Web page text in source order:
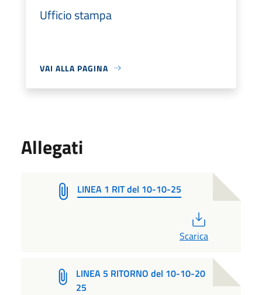
Ufficio stampa
VAI ALLA PAGINA
Allegati
LINEA 1 RIT del 10-10-25
Scarica
LINEA 5 RITORNO del 10-10-20
25